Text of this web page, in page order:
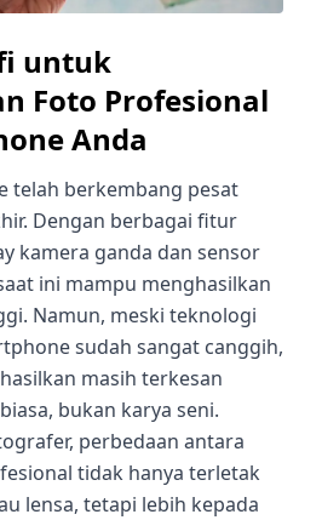
untuk
Foto Profesional
Anda
telah berkembang pesat
Dengan berbagai fitur
kamera ganda dan sensor
ini mampu menghasilkan
Namun, meski teknologi
sudah sangat canggih,
masih terkesan
bukan karya seni.
perbedaan antara
tidak hanya terletak
lensa, tetapi lebih kepada